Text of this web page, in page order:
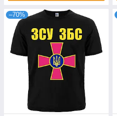
–70%